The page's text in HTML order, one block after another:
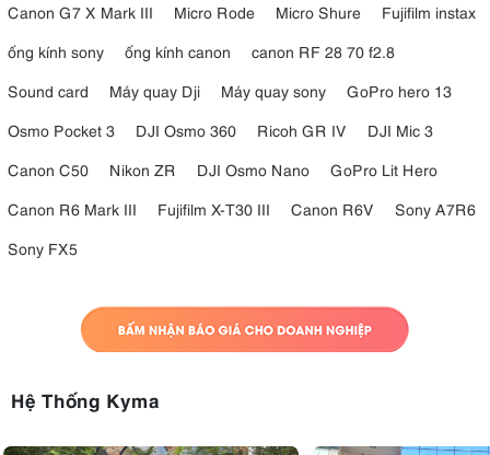
Canon G7 X Mark III
Micro Rode Micro Shure
Fujifilm instax
ống kính sony
ống kính canon
canon RF 28 70 f2.8
Sound card
Máy quay Dji Máy quay sony
GoPro hero 13
Osmo Pocket 3
DJI Osmo 360 Ricoh GR IV
DJI Mic 3
Canon C50
Nikon ZR DJI Osmo Nano
GoPro Lit Hero
Canon R6 Mark III
Fujifilm X-T30 III Canon R6V
Sony A7R6
Sony FX5
Hệ Thống Kyma